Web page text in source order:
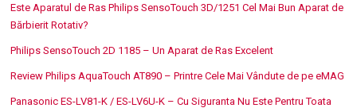
Este Aparatul de Ras Philips SensoTouch 3D/1251 Cel Mai Bun Aparat de
Bărbierit Rotativ?
Philips SensoTouch 2D 1185 – Un Aparat de Ras Excelent
Review Philips AquaTouch AT890 – Printre Cele Mai Vândute de pe eMAG
Panasonic ES-LV81-K / ES-LV6U-K – Cu Siguranta Nu Este Pentru Toata